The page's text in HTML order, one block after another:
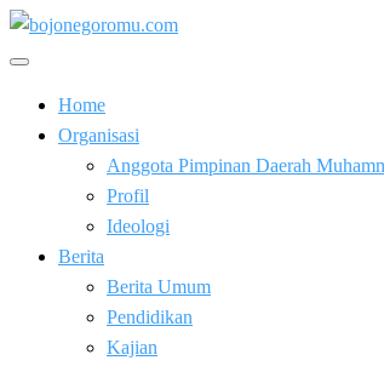
Skip
to
bojonegoromu.com
Home
Organisasi
Anggota Pimpinan Daerah
Profil
Ideologi
Berita
Berita Umum
Pendidikan
Kajian